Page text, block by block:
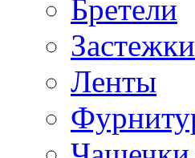
Бретели
Ленты